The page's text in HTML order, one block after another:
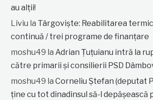
au alții!
Liviu la Târgoviște: Reabilitarea
continuă / trei programe de finanțare
moshu49 laAdrian Țuțuianu intră la
către primarii și consilierii PSD
moshu49 laCorneliu Ștefan (deputat
ține cu tot dinadinsul să-l depășească